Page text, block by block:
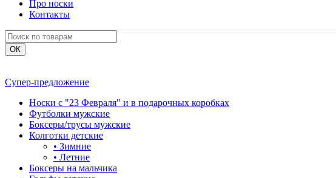
Про носки
Контакты
Супер-предложение
Носки с "23 Февраля" и в подарочных коробках
Футболки мужские
Боксеры/трусы мужские
Колготки детские
• Зимние
• Летние
Боксеры на мальчика